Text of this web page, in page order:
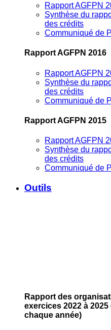
Rapport AGFPN
Synthèse du
des crédits
Communiqué de
Rapport AGFPN 2016
Rapport AGFPN
Synthèse du
des crédits
Communiqué de
Rapport AGFPN 2015
Rapport AGFPN
Synthèse du
des crédits
Communiqué de
Outils
Rapport des
exercices 2022 à 2025
chaque année)